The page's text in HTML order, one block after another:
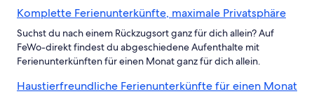
Komplette Ferienunterkünfte, maximale Privatsphäre
Suchst du nach einem Rückzugsort ganz für dich allein? Auf
FeWo-direkt findest du abgeschiedene Aufenthalte mit
Ferienunterkünften für einen Monat ganz für dich allein.
Haustierfreundliche Ferienunterkünfte für einen Monat